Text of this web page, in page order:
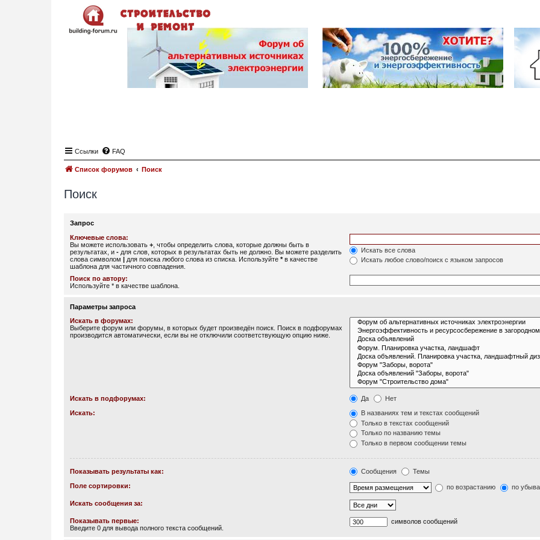
Ссылки FAQ
Список форумов Поиск
Поиск
Запрос
Ключевые слова:
Вы можете использовать + , чтобы определить слова, которые должны быть в
результатах, и - для слов, которых в результатах быть не должно. Вы можете разделить
слова символом | для поиска любого слова из списка. Используйте *в качестве
шаблона для частичного совпадения.
Искать все слова
Искать любое слово/поиск с языком запросов
Поиск по автору:
Используйте * в качестве шаблона.
Параметры запроса
Искать в форумах:
Выберите форум или форумы, в которых будет произведён поиск. Поиск в подфорумах
производится автоматически, если вы не отключили соответствующую опцию ниже.
Искать в подфорумах: Да Нет
Искать:
В названиях тем и текстах сообщений
Только в текстах сообщений
Только по названию темы
Только в первом сообщении темы
Показывать результаты как: Сообщения Темы
Поле сортировки: по возрастанию по
Искать сообщения за:
Показывать первые:
Введите 0 для вывода полного текста сообщений.
символов сообщений